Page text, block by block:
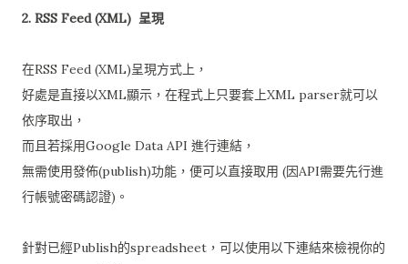
2. RSS Feed (XML) 呈現
在RSS Feed (XML)呈現方式上，
好處是直接以XML顯示，在程式上只要套上XML parser就可以
依序取出，
而且若採用Google Data API 進行連結，
無需使用發佈(publish)功能，便可以直接取用 (因API需要先行進
行帳號密碼認證)。
針對已經Publish的spreadsheet，可以使用以下連結來檢視你的